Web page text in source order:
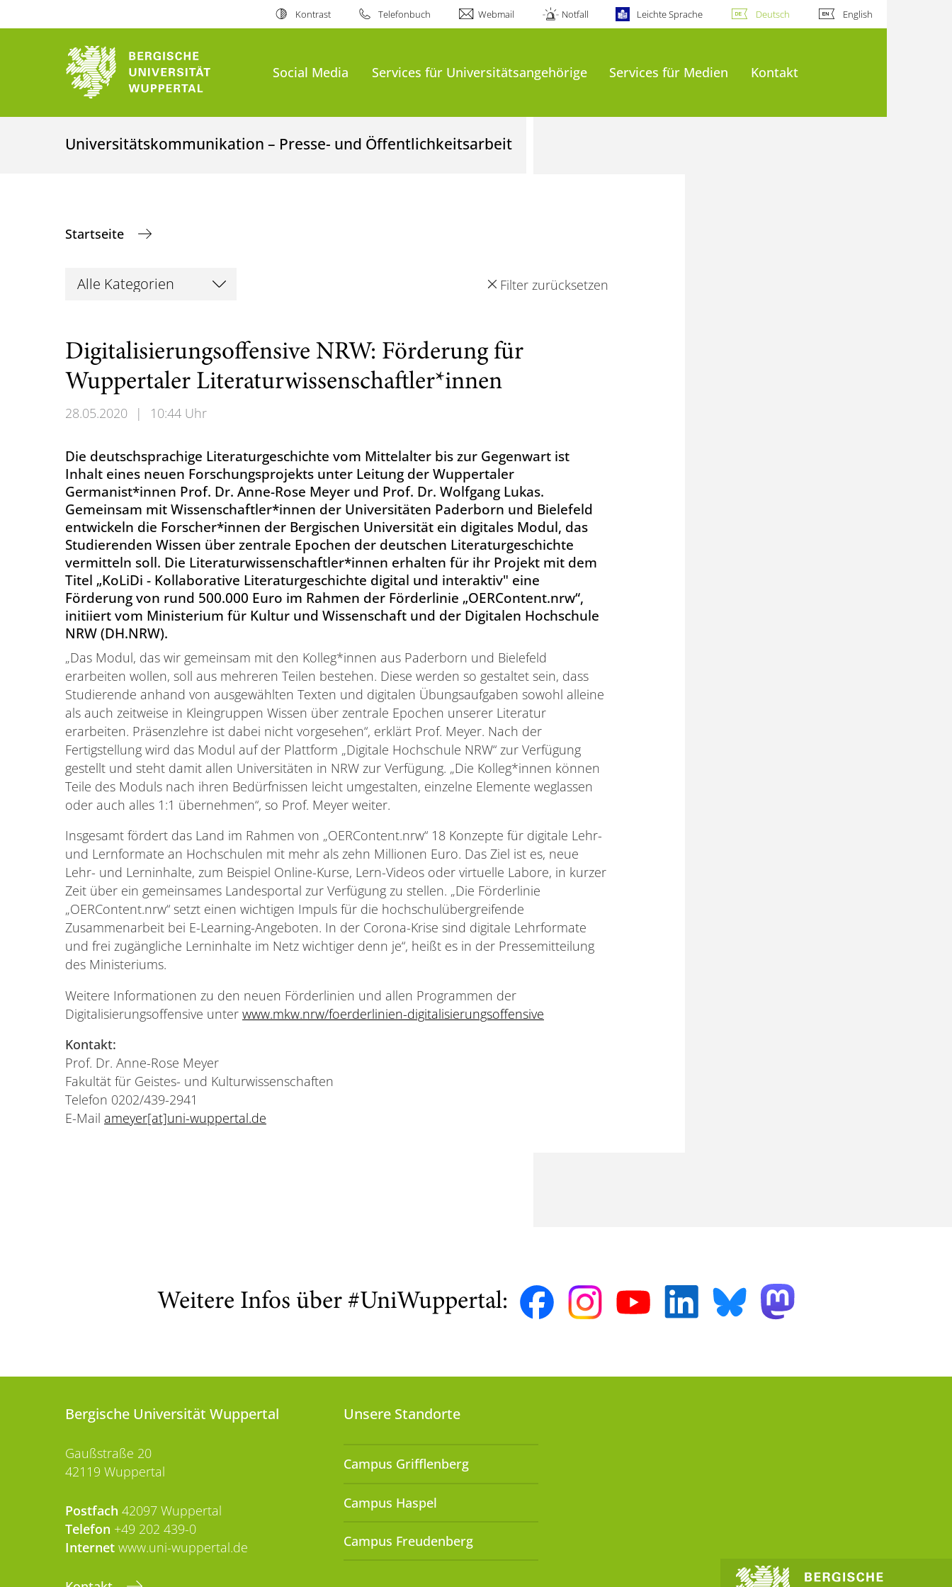
Kontrast Telefonbuch Webmail Notfall Leichte Sprache Deutsch English
Social Media Services für Universitätsangehörige Services für Medien Kontakt
Universitätskommunikation – Presse- und Öffentlichkeitsarbeit
Startseite
Filter zurücksetzen
Digitalisierungsoffensive NRW: Förderung für
Wuppertaler Literaturwissenschaftler*innen
28.05.2020 | 10:44 Uhr
Die deutschsprachige Literaturgeschichte vom Mittelalter bis zur Gegenwart ist
Inhalt eines neuen Forschungsprojekts unter Leitung der Wuppertaler
Germanist*innen Prof. Dr. Anne-Rose Meyer und Prof. Dr. Wolfgang Lukas.
Gemeinsam mit Wissenschaftler*innen der Universitäten Paderborn und Bielefeld
entwickeln die Forscher*innen der Bergischen Universität ein digitales Modul, das
Studierenden Wissen über zentrale Epochen der deutschen Literaturgeschichte
vermitteln soll. Die Literaturwissenschaftler*innen erhalten für ihr Projekt mit dem
Titel „KoLiDi - Kollaborative Literaturgeschichte digital und interaktiv" eine
Förderung von rund 500.000 Euro im Rahmen der Förderlinie „OERContent.nrw“,
initiiert vom Ministerium für Kultur und Wissenschaft und der Digitalen Hochschule
NRW (DH.NRW).
„Das Modul, das wir gemeinsam mit den Kolleg*innen aus Paderborn und Bielefeld
erarbeiten wollen, soll aus mehreren Teilen bestehen. Diese werden so gestaltet sein, dass
Studierende anhand von ausgewählten Texten und digitalen Übungsaufgaben sowohl alleine
als auch zeitweise in Kleingruppen Wissen über zentrale Epochen unserer Literatur
erarbeiten. Präsenzlehre ist dabei nicht vorgesehen“, erklärt Prof. Meyer. Nach der
Fertigstellung wird das Modul auf der Plattform „Digitale Hochschule NRW“ zur Verfügung
gestellt und steht damit allen Universitäten in NRW zur Verfügung. „Die Kolleg*innen können
Teile des Moduls nach ihren Bedürfnissen leicht umgestalten, einzelne Elemente weglassen
oder auch alles 1:1 übernehmen“, so Prof. Meyer weiter.
Insgesamt fördert das Land im Rahmen von „OERContent.nrw“ 18 Konzepte für digitale Lehr-
und Lernformate an Hochschulen mit mehr als zehn Millionen Euro. Das Ziel ist es, neue
Lehr- und Lerninhalte, zum Beispiel Online-Kurse, Lern-Videos oder virtuelle Labore, in kurzer
Zeit über ein gemeinsames Landesportal zur Verfügung zu stellen. „Die Förderlinie
„OERContent.nrw“ setzt einen wichtigen Impuls für die hochschulübergreifende
Zusammenarbeit bei E-Learning-Angeboten. In der Corona-Krise sind digitale Lehrformate
und frei zugängliche Lerninhalte im Netz wichtiger denn je“, heißt es in der Pressemitteilung
des Ministeriums.
Weitere Informationen zu den neuen Förderlinien und allen Programmen der
Digitalisierungsoffensive unter www.mkw.nrw/foerderlinien-digitalisierungsoffensive
Kontakt:
Prof. Dr. Anne-Rose Meyer
Fakultät für Geistes- und Kulturwissenschaften
Telefon 0202/439-2941
E-Mail ameyer[at]uni-wuppertal.de
Weitere Infos über #UniWuppertal:
Bergische Universität Wuppertal
Gaußstraße 20
42119 Wuppertal
Postfach 42097 Wuppertal
Telefon +49 202 439-0
Internet www.uni-wuppertal.de
Unsere Standorte
Campus Grifflenberg
Campus Haspel
Campus Freudenberg